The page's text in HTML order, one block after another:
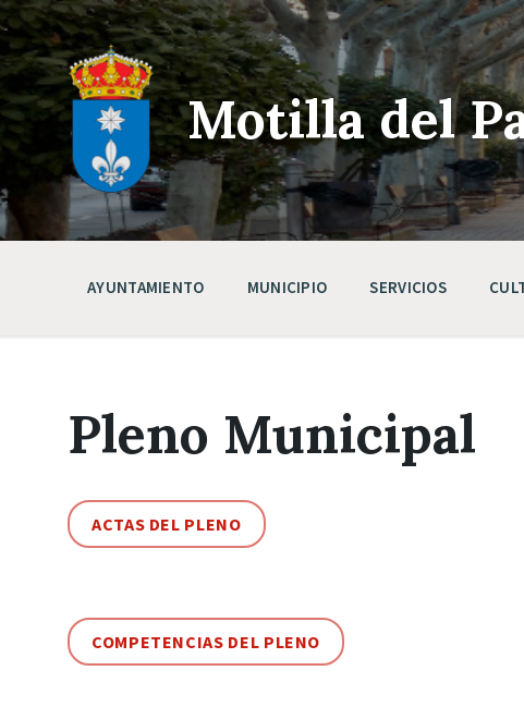
Skip
to
content
Saltar
a
la
navegación
principal
Saltar
a
pie
de
página
Motilla del
AYUNTAMIENTO MUNICIPIO SERVICIOS
Pleno Municipal
ACTAS DEL PLENO
COMPETENCIAS DEL PLENO